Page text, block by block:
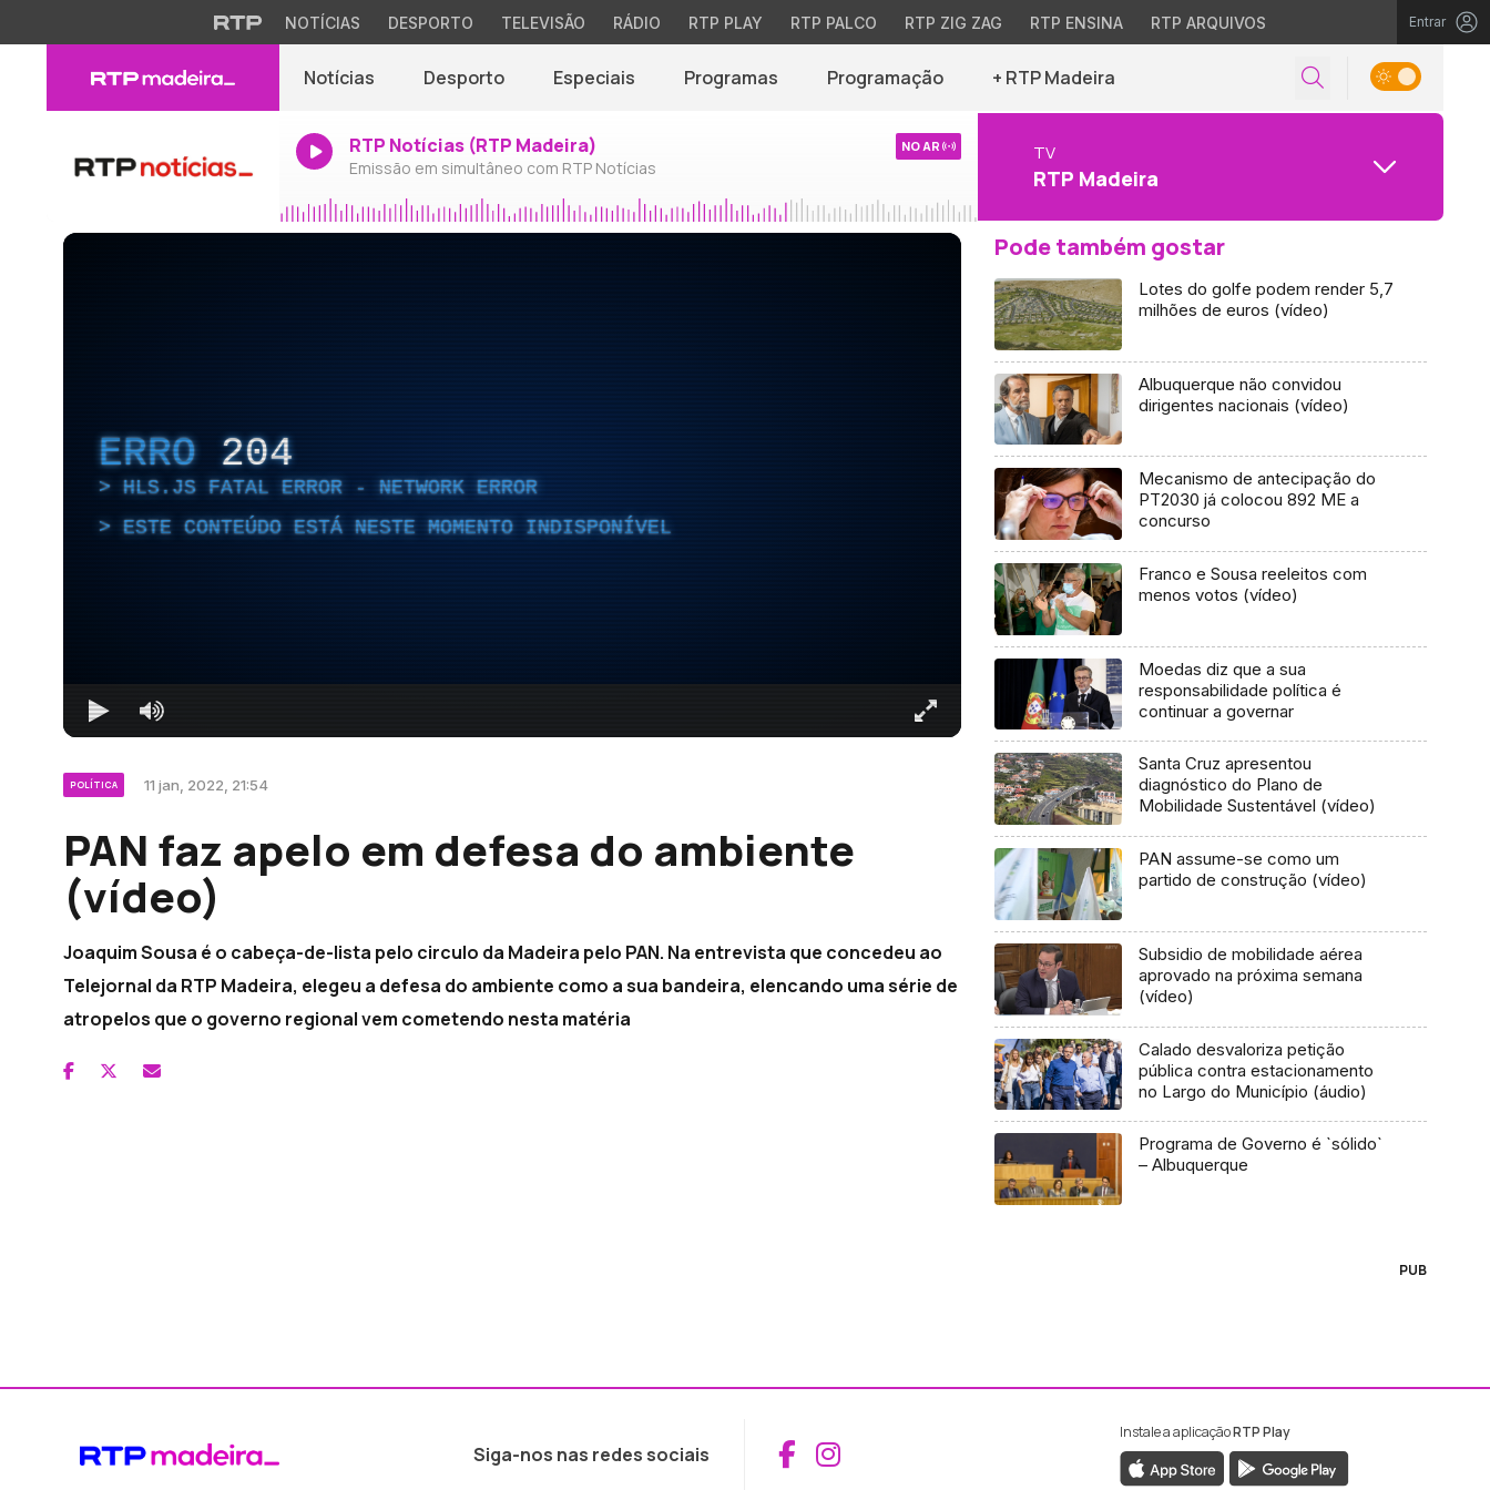
NOTÍCIAS DESPORTO TELEVISÃO RÁDIO RTP PLAY RTP PALCO RTP ZIG ZAG RTP ENSINA RTP ARQUIVOS Entrar
Notícias Desporto Especiais Programas Programação + RTP Madeira
RTP Notícias (RTP Madeira)
Emissão em simultâneo com RTP Notícias
NO AR TV
RTP Madeira
ERRO 204
HLS.JS FATAL ERROR - NETWORK ERROR
ESTE CONTEÚDO ESTÁ NESTE MOMENTO INDISPONÍVEL
POLÍTICA 11 jan, 2022, 21:54
PAN faz apelo em defesa do ambiente
(vídeo)
Joaquim Sousa é o cabeça-de-lista pelo circulo da Madeira pelo PAN. Na entrevista que concedeu ao
Telejornal da RTP Madeira, elegeu a defesa do ambiente como a sua bandeira, elencando uma série de
atropelos que o governo regional vem cometendo nesta matéria
Pode também gostar
Lotes do golfe podem render 5,7
milhões de euros (vídeo)
Albuquerque não convidou
dirigentes nacionais (vídeo)
Mecanismo de antecipação do
PT2030 já colocou 892 ME a
concurso
Franco e Sousa reeleitos com
menos votos (vídeo)
Moedas diz que a sua
responsabilidade política é
continuar a governar
Santa Cruz apresentou
diagnóstico do Plano de
Mobilidade Sustentável (vídeo)
PAN assume-se como um
partido de construção (vídeo)
Subsidio de mobilidade aérea
aprovado na próxima semana
(vídeo)
Calado desvaloriza petição
pública contra estacionamento
no Largo do Município (áudio)
Programa de Governo é `sólido`
– Albuquerque
PUB
Siga-nos nas redes sociais Aceder ao Facebook da RTP Madeira
Aceder ao Instagram da RTP Madeira
Instale a aplicaçãoRTP Play